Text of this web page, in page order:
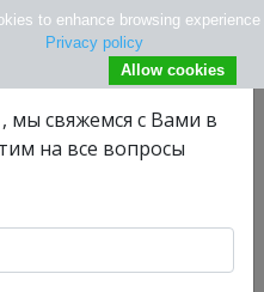
?
мы свяжемся с Вами в
на все вопросы
to enhance browsing experience
Privacy policy
Allow cookies